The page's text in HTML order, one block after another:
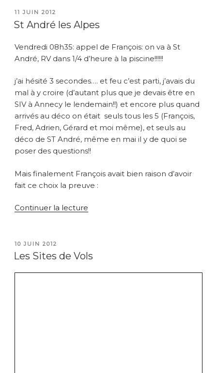
à
PUBLIÉ
LE
11 JUIN 2012
St André les Alpes
Vendredi 08h35: appel de François: on va à St
André, RV dans 1/4 d’heure à la piscine!!!!!!
j’ai hésité 3 secondes…. et feu c’est parti, j’avais du
mal à y croire (d’autant plus que je devais être en
SIV à Annecy le lendemain!!) et encore plus quand
arrivés au déco on était seuls tous les 5 (François,
Fred, Adrien, Gérard et moi même), et seuls au
déco de ST André, même en mai il y de quoi se
poser des questions!!
Mais finalement François avait bien raison d’avoir
fait ce choix la preuve :
Continuer la lecture
Alpes »
PUBLIÉ
LE
10 JUIN 2012
Les Sites de Vols